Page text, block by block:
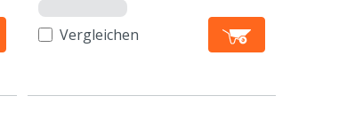
Vergleichen